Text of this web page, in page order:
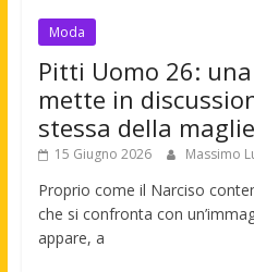
Moda
Pitti Uomo 26:
mette in
stessa della
15 Giugno 2026 Massimo
Proprio come il Narciso
che si confronta con
appare, a